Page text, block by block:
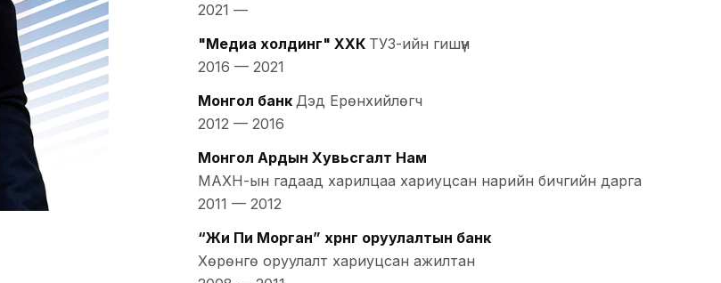
2021 —
"Медиа холдинг" ХХК ТУЗ-ийн гишүүн
2016 — 2021
Монгол банк Дэд Ерөнхийлөгч
2012 — 2016
Монгол Ардын Хувьсгалт Нам
МАХН-ын гадаад харилцаа хариуцсан нарийн бичгийн дарга
2011 — 2012
“Жи Пи Морган” хөрөнгө оруулалтын банк
Хөрөнгө оруулалт хариуцсан ажилтан